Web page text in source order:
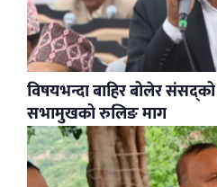
विषयभन्दा बाहिर बोलेर
सभामुखको रुलिङ माग